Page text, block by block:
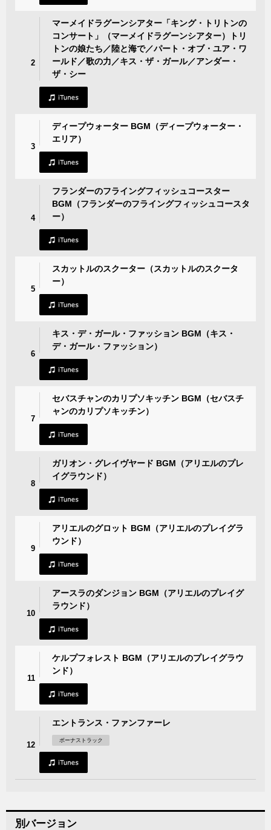
2
マーメイドラグーンシアター「キング・トリトンの
コンサート」（マーメイドラグーンシアター）トリ
トンの娘たち／陸と海で／パート・オブ・ユア・ワ
ールド／歌の力／キス・ザ・ガール／アンダー・
ザ・シー
3
ディープウォーター BGM（ディープウォーター・
エリア）
4
フランダーのフライングフィッシュコースター
BGM（フランダーのフライングフィッシュコースタ
ー）
5
スカットルのスクーター（スカットルのスクータ
ー）
6
キス・デ・ガール・ファッション BGM（キス・
デ・ガール・ファッション）
7
セバスチャンのカリプソキッチン BGM（セバスチ
ャンのカリプソキッチン）
8
ガリオン・グレイヴヤード BGM（アリエルのプレ
イグラウンド）
9
アリエルのグロット BGM（アリエルのプレイグラ
ウンド）
10
アースラのダンジョン BGM（アリエルのプレイグ
ラウンド）
11
ケルプフォレスト BGM（アリエルのプレイグラウ
ンド）
12
エントランス・ファンファーレ
ボーナストラック
別バージョン